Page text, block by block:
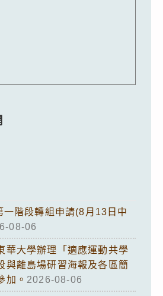
一階段轉組申請(8月13日中
08-06
華大學辦理「適應運動共學
與離島場研習海報及各區簡
加。 2026-08-06